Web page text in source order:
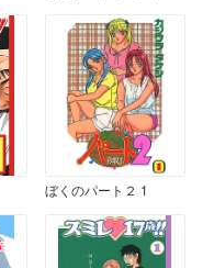
ぼくのパート２ 1